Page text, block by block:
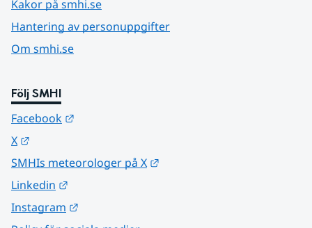
Kakor på smhi.se
Hantering av personuppgifter
Om smhi.se
Följ SMHI
Facebook
X
SMHIs meteorologer på X
Linkedin
Instagram